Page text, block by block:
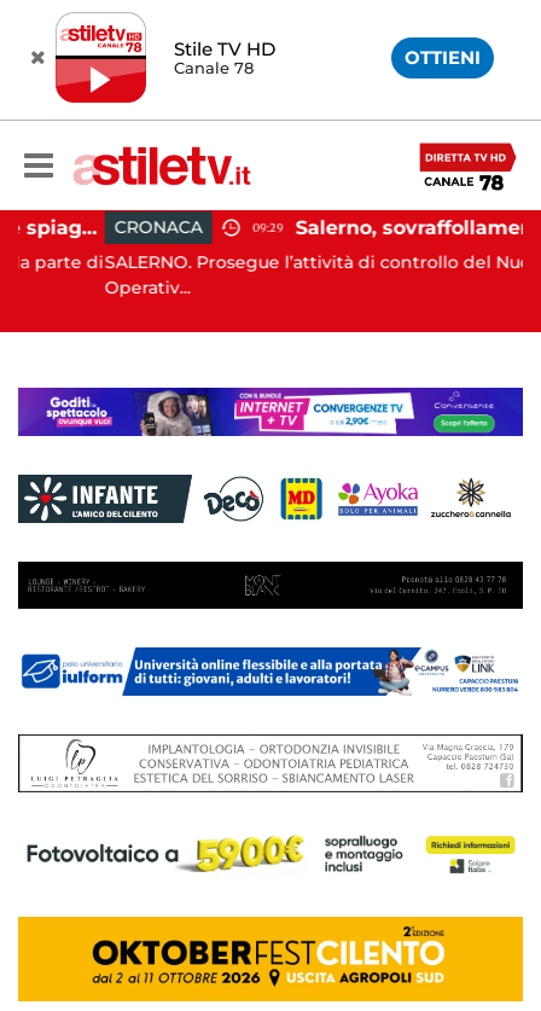
Stile TV HD
Canale 78 OTTIENI
Montecorice, blitz sulle spiagge libere: sequestrati oltre 300 ombrelloni e lettini lasciati sull’arenile
di
CRONACA 09:29 Salerno, sovraffollamento immigrati in immobile del centro storico: scatta lo sgombero
SALERNO. Prosegue l’attività di controllo del Nucleo
Operativ...